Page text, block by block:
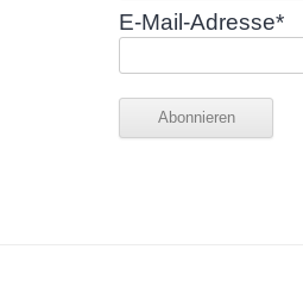
E-Mail-Adresse*